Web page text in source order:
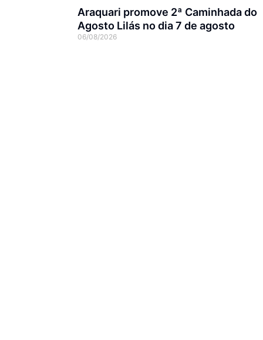
Araquari promove 2ª Caminhada do
Agosto Lilás no dia 7 de agosto
06/08/2026